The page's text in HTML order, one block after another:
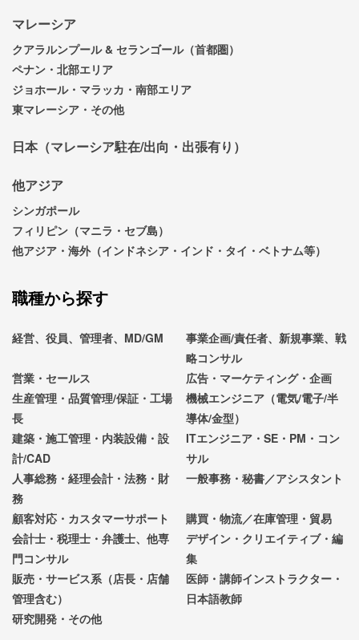
マレーシア
クアラルンプール & セランゴール（首都圏）
ペナン・北部エリア
ジョホール・マラッカ・南部エリア
東マレーシア・その他
日本（マレーシア駐在/出向・出張有り）
他アジア
シンガポール
フィリピン（マニラ・セブ島）
他アジア・海外（インドネシア・インド・タイ・ベトナム等）
職種から探す
経営、役員、管理者、MD/GM
事業企画/責任者、新規事業、戦
略コンサル
営業・セールス
広告・マーケティング・企画
生産管理・品質管理/保証・工場
長
機械エンジニア（電気/電子/半
導体/金型）
建築・施工管理・内装設備・設
計/CAD
ITエンジニア・SE・PM・コン
サル
人事総務・経理会計・法務・財
務
一般事務・秘書／アシスタント
顧客対応・カスタマーサポート
購買・物流／在庫管理・貿易
会計士・税理士・弁護士、他専
門コンサル
デザイン・クリエイティブ・編
集
販売・サービス系（店長・店舗
管理含む）
医師・講師インストラクター・
日本語教師
研究開発・その他